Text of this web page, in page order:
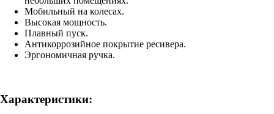
Мобильный на колесах.
Высокая мощность.
Плавный пуск.
Антикоррозийное покрытие ресивера.
Эргономичная ручка.
Характеристики: